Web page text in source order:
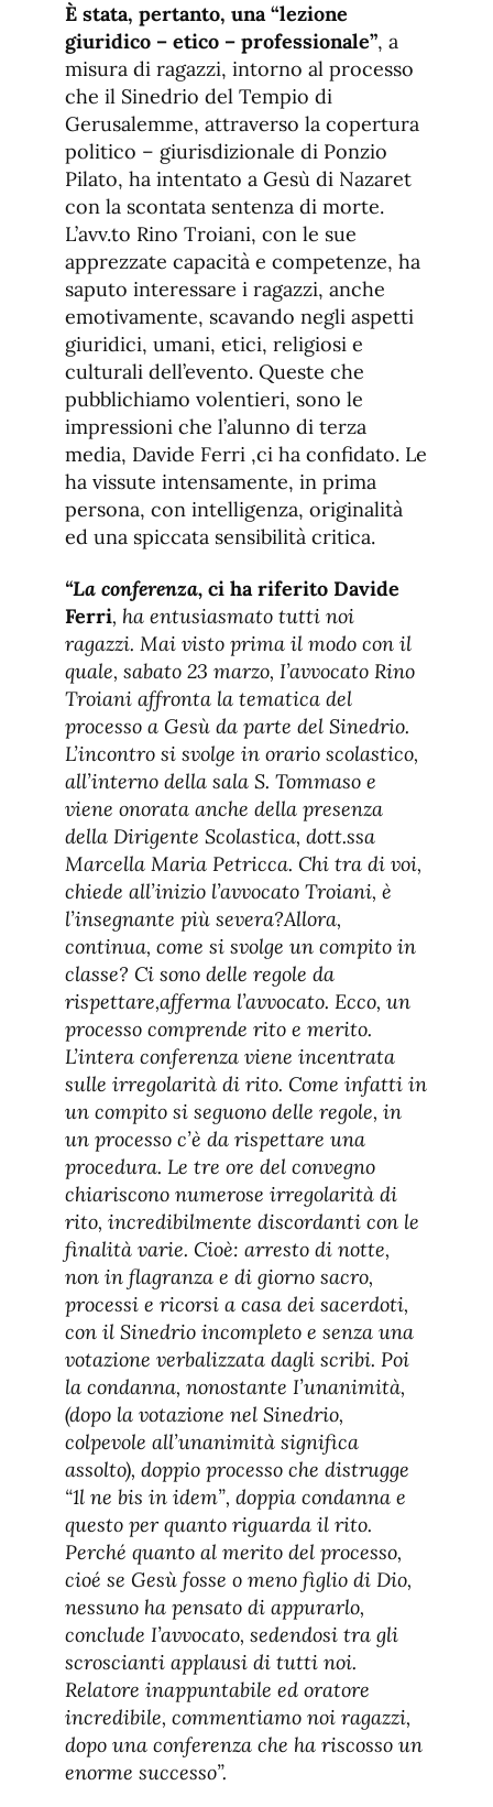
È stata, pertanto, una “lezione
giuridico – etico – professionale”, a
misura di ragazzi, intorno al processo
che il Sinedrio del Tempio di
Gerusalemme, attraverso la copertura
politico – giurisdizionale di Ponzio
Pilato, ha intentato a Gesù di Nazaret
con la scontata sentenza di morte.
L’avv.to Rino Troiani, con le sue
apprezzate capacità e competenze, ha
saputo interessare i ragazzi, anche
emotivamente, scavando negli aspetti
giuridici, umani, etici, religiosi e
culturali dell’evento. Queste che
pubblichiamo volentieri, sono le
impressioni che l’alunno di terza
media, Davide Ferri ,ci ha confidato. Le
ha vissute intensamente, in prima
persona, con intelligenza, originalità
ed una spiccata sensibilità critica.
“La conferenza, ci ha riferito Davide
Ferri, ha entusiasmato tutti noi
ragazzi. Mai visto prima il modo con il
quale, sabato 23 marzo, I’avvocato Rino
Troiani affronta la tematica del
processo a Gesù da parte del Sinedrio.
L’incontro si svolge in orario scolastico,
all’interno della sala S. Tommaso e
viene onorata anche della presenza
della Dirigente Scolastica, dott.ssa
Marcella Maria Petricca. Chi tra di voi,
chiede all’inizio l’avvocato Troiani, è
l’insegnante più severa?Allora,
continua, come si svolge un compito in
classe? Ci sono delle regole da
rispettare,afferma l’avvocato. Ecco, un
processo comprende rito e merito.
L’intera conferenza viene incentrata
sulle irregolarità di rito. Come infatti in
un compito si seguono delle regole, in
un processo c’è da rispettare una
procedura. Le tre ore del convegno
chiariscono numerose irregolarità di
rito, incredibilmente discordanti con le
finalità varie. Cioè: arresto di notte,
non in flagranza e di giorno sacro,
processi e ricorsi a casa dei sacerdoti,
con il Sinedrio incompleto e senza una
votazione verbalizzata dagli scribi. Poi
la condanna, nonostante I’unanimità,
(dopo la votazione nel Sinedrio,
colpevole all’unanimità significa
assolto), doppio processo che distrugge
“1l ne bis in idem”, doppia condanna e
questo per quanto riguarda il rito.
Perché quanto al merito del processo,
cioé se Gesù fosse o meno figlio di Dio,
nessuno ha pensato di appurarlo,
conclude I’avvocato, sedendosi tra gli
scroscianti applausi di tutti noi.
Relatore inappuntabile ed oratore
incredibile, commentiamo noi ragazzi,
dopo una conferenza che ha riscosso un
enorme successo”.